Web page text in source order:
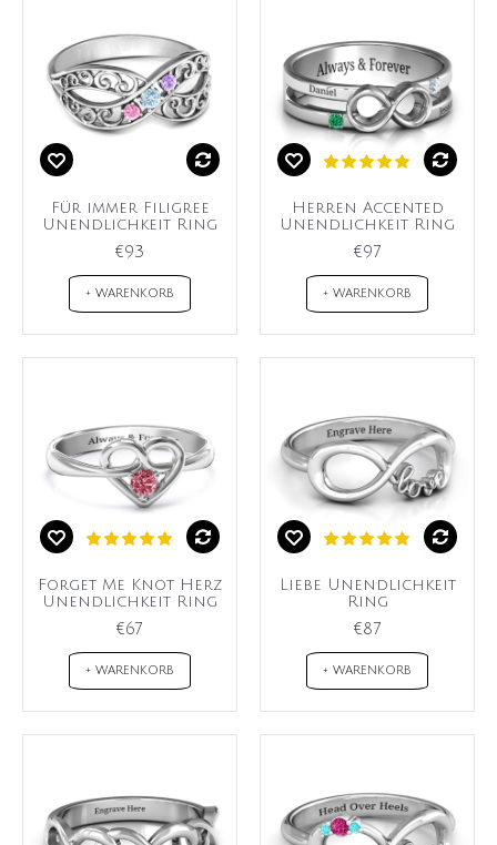
Für immer Filigree
Unendlichkeit Ring
€93
+ WARENKORB
Herren Accented
Unendlichkeit Ring
€97
+ WARENKORB
Forget Me Knot Herz
Unendlichkeit Ring
€67
+ WARENKORB
Liebe Unendlichkeit
Ring
€87
+ WARENKORB